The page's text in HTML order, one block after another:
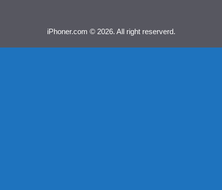
iPhoner.com © 2026. All right reserverd.